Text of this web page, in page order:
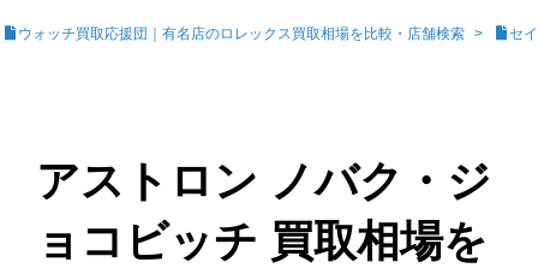
YouTubeで動画を公開中
ROLEXモデル名から買取相場を調べる
高級時計ブランド名から買取相場を調べる
地域から買取店を探す
店舗名から買取店を探す
ブランド時計を高く売る方法
買取査定を依頼する
ウォッチ買取応援団｜有名店のロレックス買取相場を比較・店舗検索 セ
アストロン ノバク・ジ
ョコビッチ 買取相場を